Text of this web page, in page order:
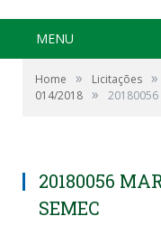
MENU
Home » Licitações »
014/2018 » 20180056
20180056
SEMEC